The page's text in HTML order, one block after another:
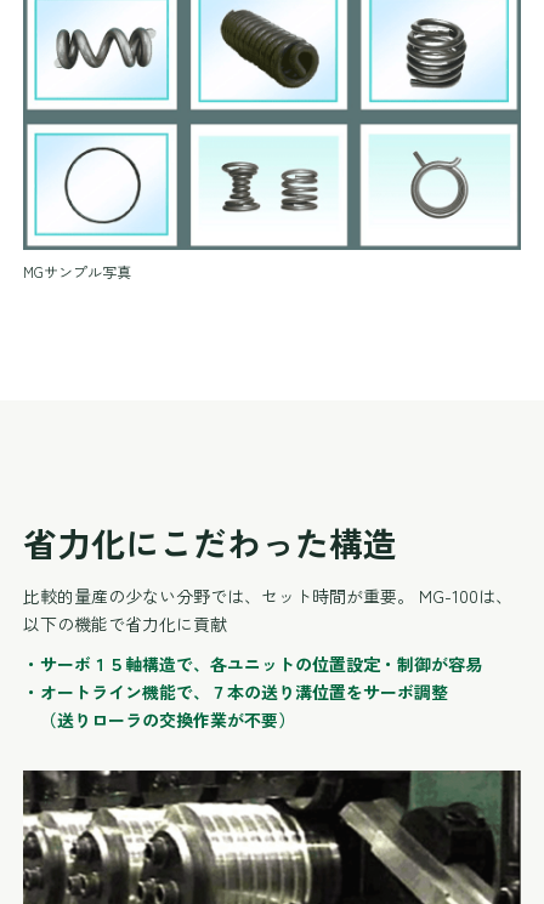
MGサンプル写真
省力化にこだわった構造
比較的量産の少ない分野では、セット時間が重要。 MG-100は、
以下の機能で省力化に貢献
・サーボ１５軸構造で、各ユニットの位置設定・制御が容易
・オートライン機能で、７本の送り溝位置をサーボ調整
（送りローラの交換作業が不要）